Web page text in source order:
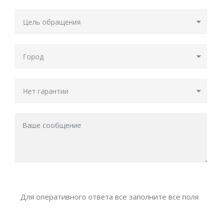
Для оперативного ответа все заполните все поля